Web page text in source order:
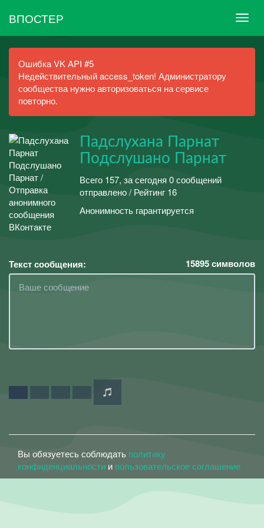
ВПОСТЕР
Ошибка VK API #5
Недействительный access_token! Администратору
сообщества нужно авторизоваться на сервисе
повторно.
Падслухана Парнат
Подслушано Парнат
Всего 157, за сегодня 0 сообщений
отправлено / Рейтинг 16
Анонимность гарантируется
Текст сообщения: 15895символов
Вы обязуетесь соблюдать политику
конфиденциальности и пользовательское соглашение